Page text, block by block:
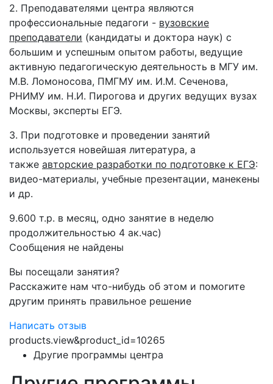
2. Преподавателями центра являются
профессиональные педагоги - вузовские
преподаватели (кандидаты и доктора наук) с
большим и успешным опытом работы, ведущие
активную педагогическую деятельность в МГУ им.
М.В. Ломоносова, ПМГМУ им. И.М. Сеченова,
РНИМУ им. Н.И. Пирогова и других ведущих вузах
Москвы, эксперты ЕГЭ.
3. При подготовке и проведении занятий
используется новейшая литература, а
также авторские разработки по подготовке к ЕГЭ:
видео-материалы, учебные презентации, манекены
и др.
9.600 т.р. в месяц, одно занятие в неделю
продолжительностью 4 ак.час)
Сообщения не найдены
Вы посещали занятия?
Расскажите нам что-нибудь об этом и помогите
другим принять правильное решение
Написать отзыв
products.view&product_id=10265
Другие программы центра